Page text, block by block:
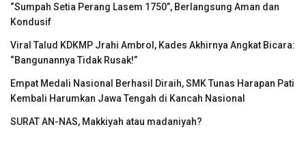
“Sumpah Setia Perang Lasem 1750”, Berlangsung Aman dan
Kondusif
Viral Talud KDKMP Jrahi Ambrol, Kades Akhirnya Angkat Bicara:
“Bangunannya Tidak Rusak!”
Empat Medali Nasional Berhasil Diraih, SMK Tunas Harapan Pati
Kembali Harumkan Jawa Tengah di Kancah Nasional
SURAT AN-NAS, Makkiyah atau madaniyah?